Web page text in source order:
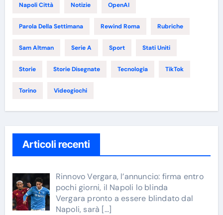
Napoli Città Notizie OpenAI
Parola Della Settimana Rewind Roma Rubriche
Sam Altman Serie A Sport Stati Uniti
Storie Storie Disegnate Tecnologia TikTok
Torino Videogiochi
Articoli recenti
Rinnovo Vergara, l’annuncio: firma entro
pochi giorni, il Napoli lo blinda
Vergara pronto a essere blindato dal
Napoli, sarà […]